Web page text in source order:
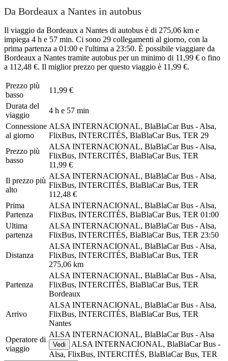
Da Bordeaux a Nantes in autobus
Il viaggio da Bordeaux a Nantes di autobus è di 275,06 km e
impiega 4 h e 57 min. Ci sono 29 collegamenti al giorno, con la
prima partenza a 01:00 e l'ultima a 23:50. È possibile viaggiare da
Bordeaux a Nantes tramite autobus per un minimo di 11,99 € o fino
a 112,48 €. Il miglior prezzo per questo viaggio è 11,99 €.
Prezzo più
basso
11,99 €
Durata del
viaggio
4 h e 57 min
Connessione
al giorno
ALSA INTERNACIONAL, BlaBlaCar Bus - Alsa,
FlixBus, INTERCITÉS, BlaBlaCar Bus, TER 29
Prezzo più
basso
ALSA INTERNACIONAL, BlaBlaCar Bus - Alsa,
FlixBus, INTERCITÉS, BlaBlaCar Bus, TER
11,99 €
Il prezzo più
alto
ALSA INTERNACIONAL, BlaBlaCar Bus - Alsa,
FlixBus, INTERCITÉS, BlaBlaCar Bus, TER
112,48 €
Prima
Partenza
ALSA INTERNACIONAL, BlaBlaCar Bus - Alsa,
FlixBus, INTERCITÉS, BlaBlaCar Bus, TER 01:00
Ultima
partenza
ALSA INTERNACIONAL, BlaBlaCar Bus - Alsa,
FlixBus, INTERCITÉS, BlaBlaCar Bus, TER 23:50
Distanza
ALSA INTERNACIONAL, BlaBlaCar Bus - Alsa,
FlixBus, INTERCITÉS, BlaBlaCar Bus, TER
275,06 km
Partenza
ALSA INTERNACIONAL, BlaBlaCar Bus - Alsa,
FlixBus, INTERCITÉS, BlaBlaCar Bus, TER
Bordeaux
Arrivo
ALSA INTERNACIONAL, BlaBlaCar Bus - Alsa,
FlixBus, INTERCITÉS, BlaBlaCar Bus, TER
Nantes
Operatore di
viaggio
ALSA INTERNACIONAL, BlaBlaCar Bus - Alsa
Vedi
ALSA INTERNACIONAL, BlaBlaCar Bus -
Alsa, FlixBus, INTERCITÉS, BlaBlaCar Bus, TER
©CARTO, © OpenStreetMapcontributors